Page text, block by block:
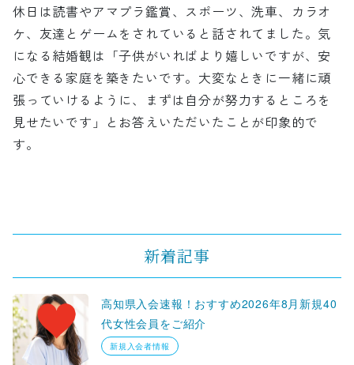
休日は読書やアマプラ鑑賞、スポーツ、洗車、カラオ
ケ、友達とゲームをされていると話されてました。気
になる結婚観は「子供がいればより嬉しいですが、安
心できる家庭を築きたいです。大変なときに一緒に頑
張っていけるように、まずは自分が努力するところを
見せたいです」とお答えいただいたことが印象的で
す。
新着記事
高知県入会速報！おすすめ2026年8月新規40
代女性会員をご紹介
新規入会者情報